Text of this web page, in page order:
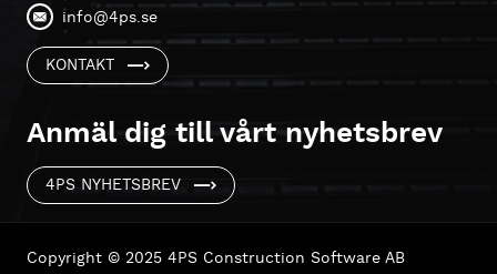
info@4ps.se
KONTAKT
Anmäl dig till vårt nyhetsbrev
4PS NYHETSBREV
Copyright © 2025 4PS Construction Software AB